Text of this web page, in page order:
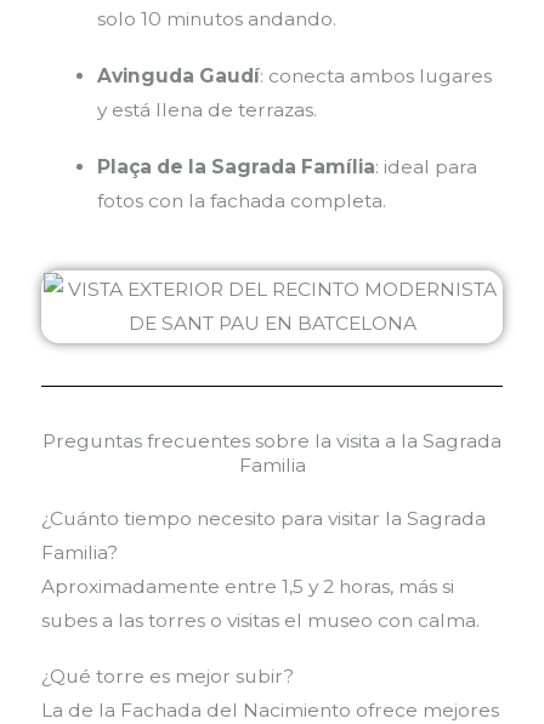
solo 10 minutos andando.
Avinguda Gaudí: conecta ambos lugares
y está llena de terrazas.
Plaça de la Sagrada Família: ideal para
fotos con la fachada completa.
Preguntas frecuentes sobre la visita a la Sagrada
Familia
¿Cuánto tiempo necesito para visitar la Sagrada
Familia?
Aproximadamente entre 1,5 y 2 horas, más si
subes a las torres o visitas el museo con calma.
¿Qué torre es mejor subir?
La de la Fachada del Nacimiento ofrece mejores